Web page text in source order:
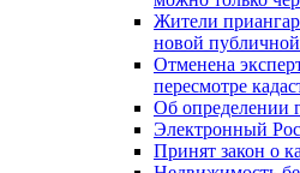
Жители
новой публичной
Отменена
пересмотре
Об определении
Электронный
Принят закон о